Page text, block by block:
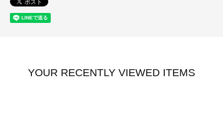
YOUR RECENTLY VIEWED ITEMS